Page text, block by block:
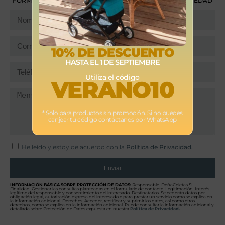
POSIBLE.
He leído y estoy de acuerdo con la Política de Privacidad.
Enviar
INFORMACIÓN BÁSICA SOBRE PROTECCIÓN DE DATOS: Responsable: DoñaColetas SL.
Finalidad: Gestionar las consultas planteadas en el formulario de contacto. Legitimación: Interés
legítimo del responsable y consentimiento del interesado. Destinatarios: Se cederán datos por
obligación legal, autorización expresa del interesado o para prestar un servicio como se explica en
la información adicional. Derechos: Acceder, rectificar y suprimir los datos, así como otros
derechos, como se explica en la información adicional. Puede consultar la información adicional y
detallada sobre Protección de Datos expuesta en nuestra Política de Privacidad.
10% DE DESCUENTO
HASTA EL 1 DE SEPTIEMBRE
Utiliza el código
VERANO10
* Solo para productos sin promoción. Si no puedes
canjear tu código contáctanos por WhatsApp